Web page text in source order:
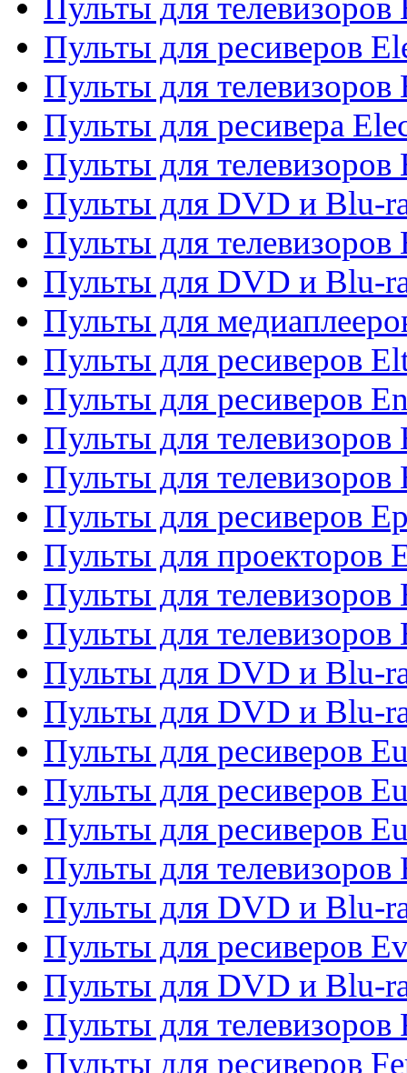
Пульты для ресиверов
Пульты для телевизоров
Пульты для ресивера
Пульты для телевизоров
Пульты для DVD и Blu-
Пульты для телевизоров
Пульты для DVD и Blu-
Пульты для
Пульты для ресиверов
Пульты для ресиверов
Пульты для телевизоров
Пульты для телевизоров
Пульты для ресиверов
Пульты для проекторов
Пульты для телевизоров
Пульты для телевизоров
Пульты для DVD и Blu-
Пульты для DVD и Blu-
Пульты для ресиверов
Пульты для ресиверов
Пульты для ресиверов
Пульты для телевизоров
Пульты для DVD и Blu-
Пульты для ресиверов
Пульты для DVD и Blu-
Пульты для телевизоров
Пульты для ресиверов